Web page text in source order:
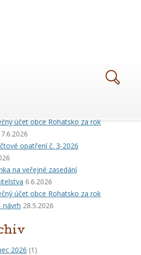
ke zkouškám znalostí hub
účet obce Rohatsko za rok
opatření č. 3-2026
na veřejné zasedání
6.6.2026
účet obce Rohatsko za rok
návrh 28.5.2026
2026 (1)